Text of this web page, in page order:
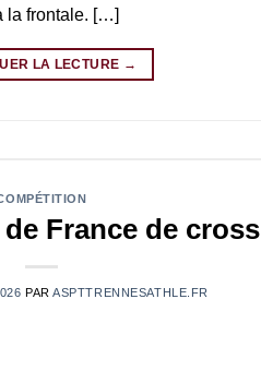
la frontale. […]
LA LECTURE →
France de cross
PARASPTTRENNESATHLE.FR